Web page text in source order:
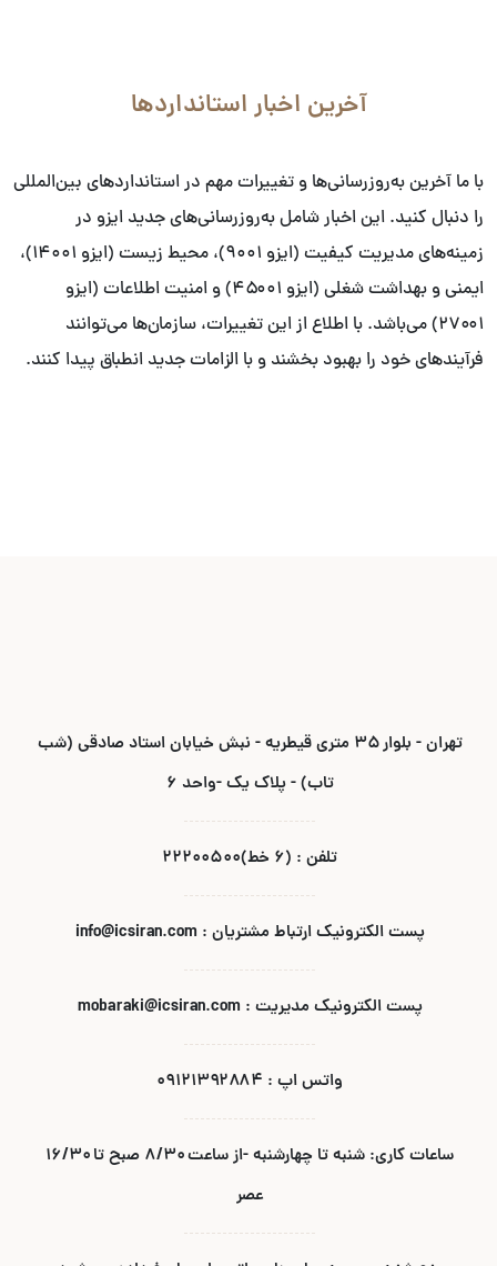
آخرین اخبار استانداردها
با ما آخرین به‌روزرسانی‌ها و تغییرات مهم در استانداردهای بین‌المللی
را دنبال کنید. این اخبار شامل به‌روزرسانی‌های جدید ایزو در
زمینه‌های مدیریت کیفیت (ایزو ۹۰۰۱)، محیط زیست (ایزو ۱۴۰۰۱)،
ایمنی و بهداشت شغلی (ایزو ۴۵۰۰۱) و امنیت اطلاعات (ایزو
۲۷۰۰۱) می‌باشد. با اطلاع از این تغییرات، سازمان‌ها می‌توانند
فرآیندهای خود را بهبود بخشند و با الزامات جدید انطباق پیدا کنند.
تهران - بلوار ۳۵ متری قیطریه - نبش خیابان استاد صادقی (شب
تاب) - پلاک یک -واحد ۶
تلفن : (۶ خط)۲۲۲۰۰۵۰۰
پست الکترونیک ارتباط مشتریان : info@icsiran.com
پست الکترونیک مدیریت : mobaraki@icsiran.com
واتس اپ : ۰۹۱۲۱۳۹۲۸۸۴
ساعات کاری: شنبه تا چهارشنبه -از ساعت ۸/۳۰ صبح تا ۱۶/۳۰
عصر